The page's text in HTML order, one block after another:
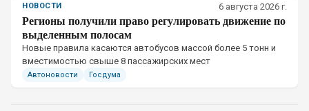
НОВОСТИ 6 августа 2026 г.
Регионы получили право регулировать движение по
выделенным полосам
Новые правила касаются автобусов массой более 5 тонн и
вместимостью свыше 8 пассажирских мест
Автоновости Госдума